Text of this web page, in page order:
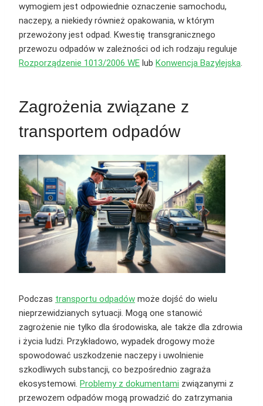
wymogiem jest odpowiednie oznaczenie samochodu,
naczepy, a niekiedy również opakowania, w którym
przewożony jest odpad. Kwestię transgranicznego
przewozu odpadów w zależności od ich rodzaju reguluje
Rozporządzenie 1013/2006 WE lub Konwencja Bazylejska.
Zagrożenia związane z
transportem odpadów
Podczas transportu odpadów może dojść do wielu
nieprzewidzianych sytuacji. Mogą one stanowić
zagrożenie nie tylko dla środowiska, ale także dla zdrowia
i życia ludzi. Przykładowo, wypadek drogowy może
spowodować uszkodzenie naczepy i uwolnienie
szkodliwych substancji, co bezpośrednio zagraża
ekosystemowi. Problemy z dokumentami związanymi z
przewozem odpadów mogą prowadzić do zatrzymania